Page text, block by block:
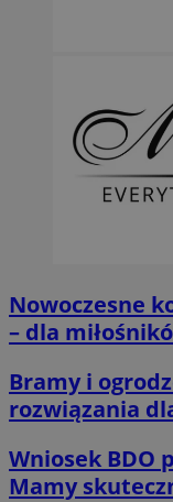
Nowoczesne
– dla
Bramy i
rozwiązania
Wniosek BDO
Mamy